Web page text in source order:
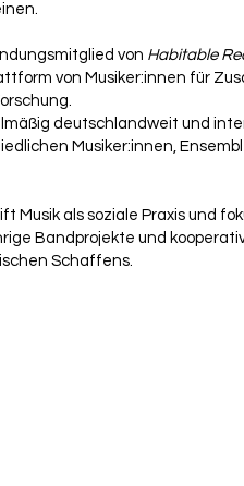
von Habitable
von Musiker:innen für
deutschlandweit und
Musiker:innen,
Musik als soziale Praxis und
Bandprojekte und
Schaffens.